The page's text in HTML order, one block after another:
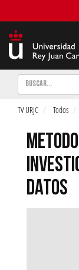
Buscar
TV URJC Todos
DATOS